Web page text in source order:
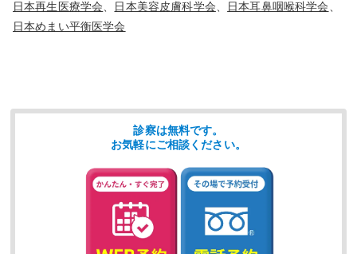
日本再生医療学会
日本美容皮膚科学会 日本耳鼻咽喉科学会
日本めまい平衡医学会
診察は無料です。
お気軽にご相談ください。